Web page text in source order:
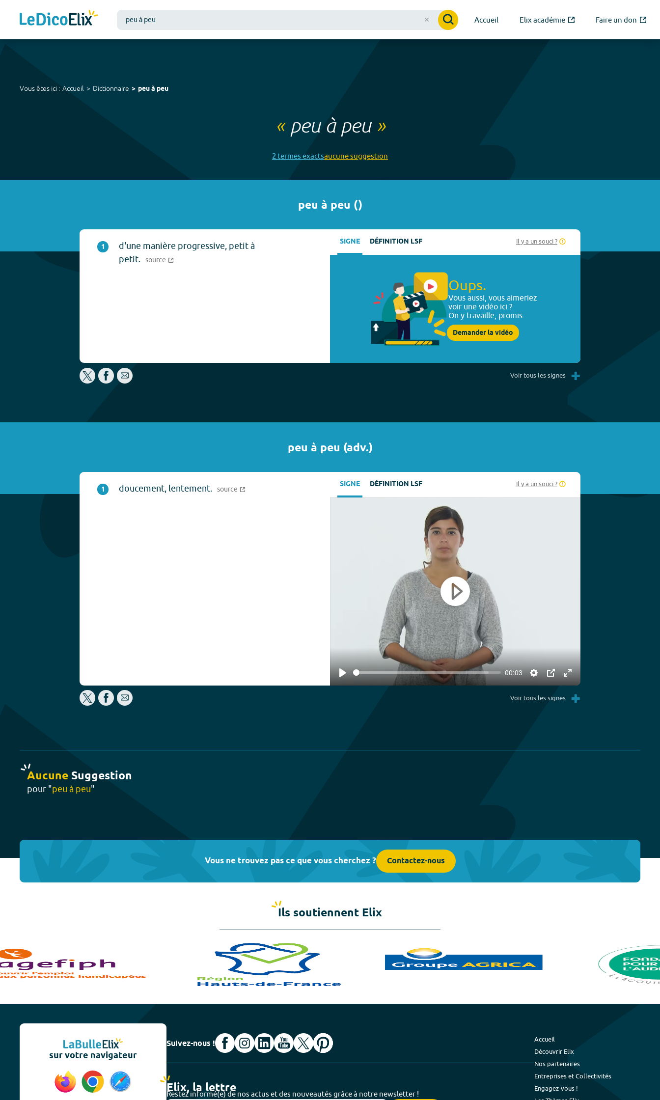
Accueil Elix académie Faire un don
Vous êtes ici : Accueil Dictionnaire peu à peu
« peu à peu»
2 termes exactsaucunesuggestion
peu à peu ()
1
d'une manière progressive, petit à
petit. source
SIGNE DÉFINITION LSF Il y a un souci ?
Oups.
Vous aussi, vous aimeriez
voir une vidéo ici ?
On y travaille, promis.
Demander la vidéo
Voir tous les signes +
peu à peu (adv.)
1 doucement, lentement. source SIGNE DÉFINITION LSF Il y a un souci ?
Play
00:03
Settings
PIP Enter
fullscreen
Play
Voir tous les signes +
Aucune Suggestion
pour "peu à peu"
Vous ne trouvez pas ce que vous cherchez ? Contactez-nous
Ils soutiennent Elix
sur votre navigateur
Suivez-nous !
Elix, la lettre
Restez informé(e) de nos actus et des nouveautés grâce à notre newsletter !
Accueil
Découvrir Elix
Nos partenaires
Entreprises et Collectivités
Engagez-vous !